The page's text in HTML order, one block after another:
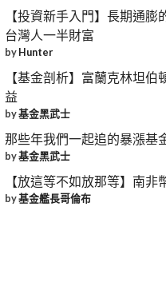
【投資新手入門】長期通膨
台灣人一半財富
byHunter
【基金剖析】富蘭克林坦伯
益
by基金黑武士
那些年我們一起追的暴漲基
by基金黑武士
【放這等不如放那等】南非
by基金艦長哥倫布